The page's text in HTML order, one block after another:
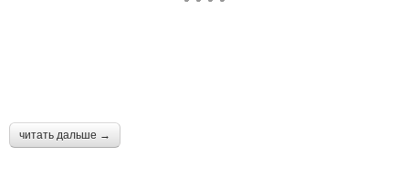
читать дальше →